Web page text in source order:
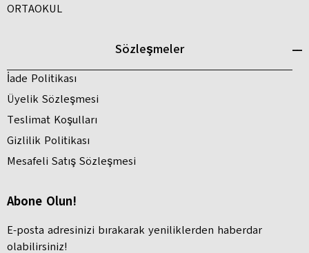
ORTAOKUL
Sözleşmeler
İade Politikası
Üyelik Sözleşmesi
Teslimat Koşulları
Gizlilik Politikası
Mesafeli Satış Sözleşmesi
Abone Olun!
E-posta adresinizi bırakarak yeniliklerden haberdar
olabilirsiniz!